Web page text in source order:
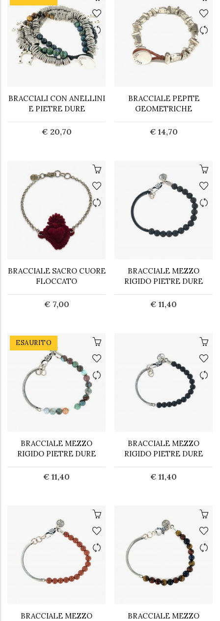
BRACCIALI CON ANELLINI
E PIETRE DURE
€ 20,70
BRACCIALE PEPITE
GEOMETRICHE
€ 14,70
BRACCIALE SACRO CUORE
FLOCCATO
€ 7,00
BRACCIALE MEZZO
RIGIDO PIETRE DURE
€ 11,40
ESAURITO
BRACCIALE MEZZO
RIGIDO PIETRE DURE
€ 11,40
BRACCIALE MEZZO
RIGIDO PIETRE DURE
€ 11,40
BRACCIALE MEZZO
BRACCIALE MEZZO